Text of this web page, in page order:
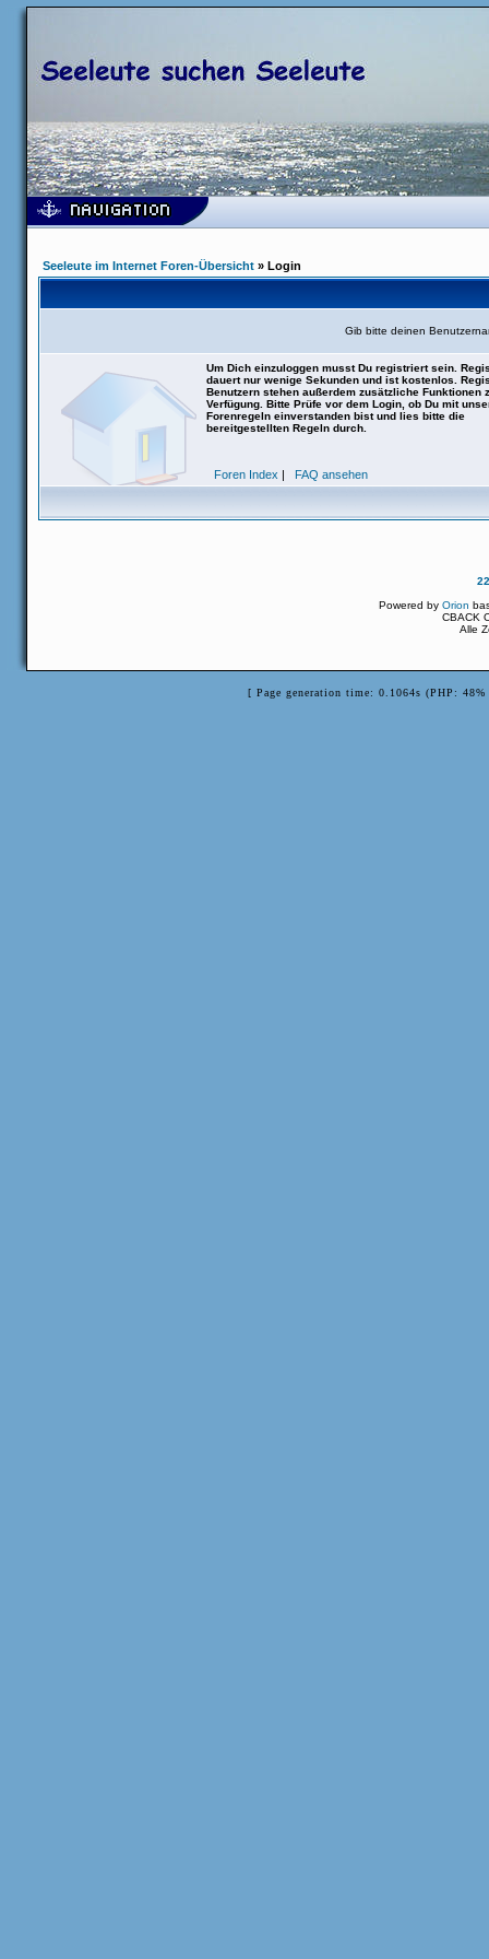
Seeleute im Internet Foren-Übersicht » Login
Gib bitte deinen
Um Dich einzuloggen musst Du registriert sein.
dauert nur wenige Sekunden und ist kostenlos.
Benutzern stehen außerdem zusätzliche Funktionen
Verfügung. Bitte Prüfe vor dem Login, ob Du mit
Forenregeln einverstanden bist und lies bitte die
bereitgestellten Regeln durch.
Foren Index | FAQ ansehen
Powered byOrion
CBACK
Alle
[ Page generation time: 0.1064s (PHP: